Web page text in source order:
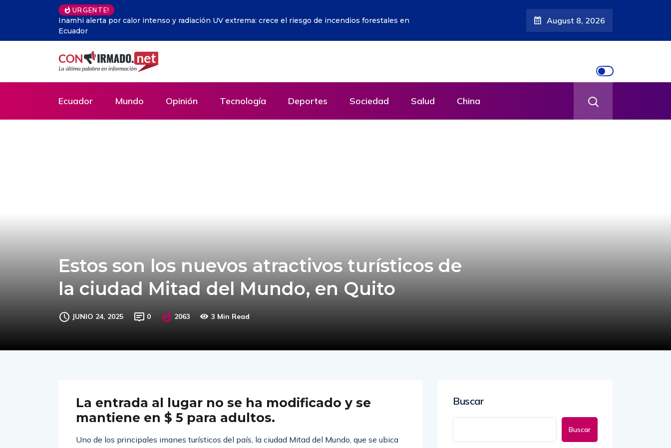
URGENTE!
Colombia pasa al campo de la extrema derecha con la juramentación de De la Espriella August 8, 2026
Ecuador Mundo Opinión Tecnología Deportes Sociedad Salud China
Estos son los nuevos atractivos turísticos de
la ciudad Mitad del Mundo, en Quito
JUNIO 24, 2025 0 2063 3 Min Read
La entrada al lugar no se ha modificado y se
mantiene en $ 5 para adultos.
Uno de los principales imanes turísticos del país, la ciudad Mitad del Mundo, que se ubica
Buscar
Buscar